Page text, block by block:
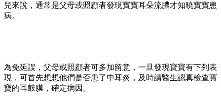
兒來說，通常是父母或照顧者發現寶寶耳朵流膿才知曉寶寶患
病。
為免延誤，父母或照顧者可多加留意，一旦發現寶寶有下列表
現，可首先想想他們是否患了中耳炎，及時請醫生認真檢查寶
寶的耳鼓膜，確定病因。